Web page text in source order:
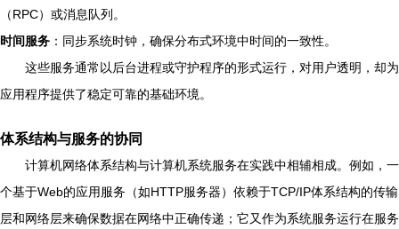
（RPC）或消息队列。
时间服务 ：同步系统时钟，确保分布式环境中时间的一致性。
这些服务通常以后台进程或守护程序的形式运行，对用户透明，却为
应用程序提供了稳定可靠的基础环境。
体系结构与服务的协同
计算机网络体系结构与计算机系统服务在实践中相辅相成。例如，一
个基于Web的应用服务（如HTTP服务器）依赖于TCP/IP体系结构的传输
层和网络层来确保数据在网络中正确传递；它又作为系统服务运行在服务